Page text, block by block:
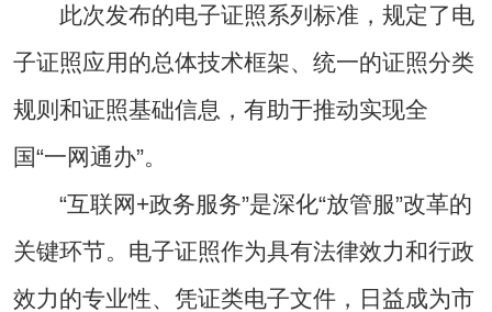
此次发布的电子证照系列标准，规定了电
子证照应用的总体技术框架、统一的证照分类
规则和证照基础信息，有助于推动实现全
国“一网通办”。
“互联网+政务服务”是深化“放管服”改革的
关键环节。电子证照作为具有法律效力和行政
效力的专业性、凭证类电子文件，日益成为市